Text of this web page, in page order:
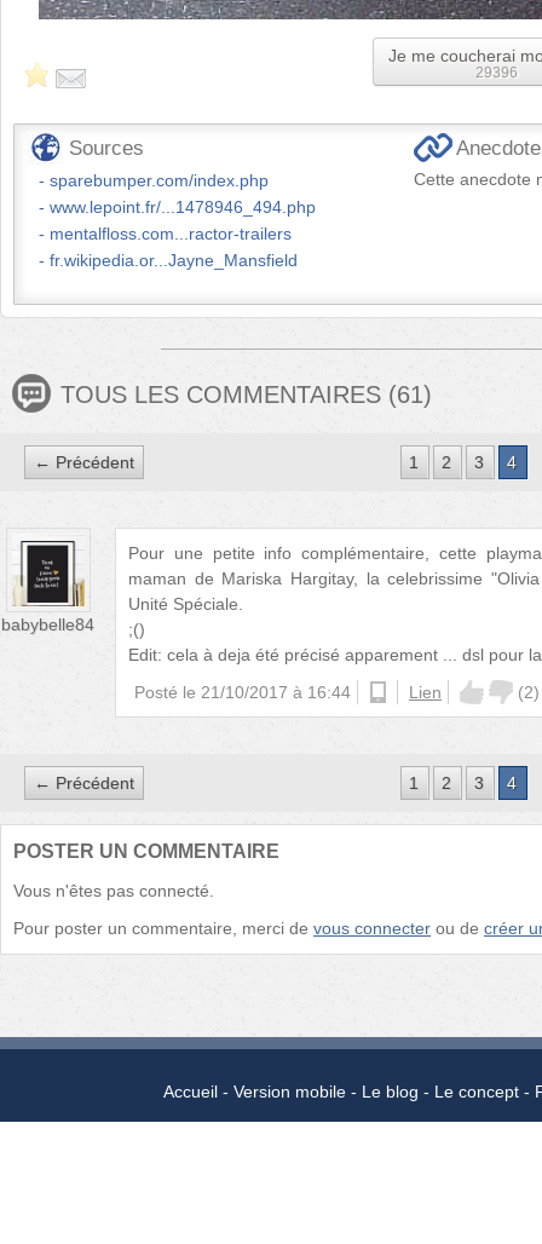
Je me coucherai
29396
Sources
sparebumper.com/index.php
www.lepoint.fr/...1478946_494.php
mentalfloss.com...ractor-trailers
fr.wikipedia.or...Jayne_Mansfield
Cette anecdote
TOUS LES COMMENTAIRES (61)
← Précédent 1 2 3 4
babybelle84
Pour une petite info complémentaire, cette
maman de Mariska Hargitay, la celebrissime
Unité Spéciale.
;()
Edit: cela à deja été précisé apparement ... dsl pour
Posté le 21/10/2017 à 16:44 Lien (2)
← Précédent 1 2 3 4
POSTER UN COMMENTAIRE
Vous n'êtes pas connecté.
Pour poster un commentaire, merci de vous connecter ou de créer
Accueil Version mobile Le blog Le concept